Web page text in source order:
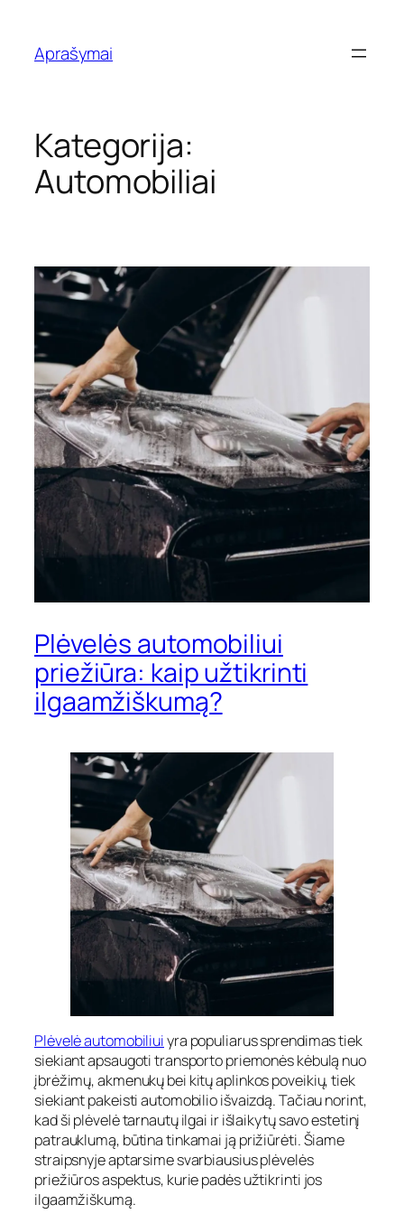
turinio
Aprašymai
Kategorija:
Automobiliai
Plėvelės automobiliui
priežiūra: kaip užtikrinti
ilgaamžiškumą?
Plėvelė automobiliuiyra populiarus sprendimas tiek
siekiant apsaugoti transporto priemonės kėbulą nuo
įbrėžimų, akmenukų bei kitų aplinkos poveikių, tiek
siekiant pakeisti automobilio išvaizdą. Tačiau norint,
kad ši plėvelė tarnautų ilgai ir išlaikytų savo estetinį
patrauklumą, būtina tinkamai ją prižiūrėti. Šiame
straipsnyje aptarsime svarbiausius plėvelės
priežiūros aspektus, kurie padės užtikrinti jos
ilgaamžiškumą.